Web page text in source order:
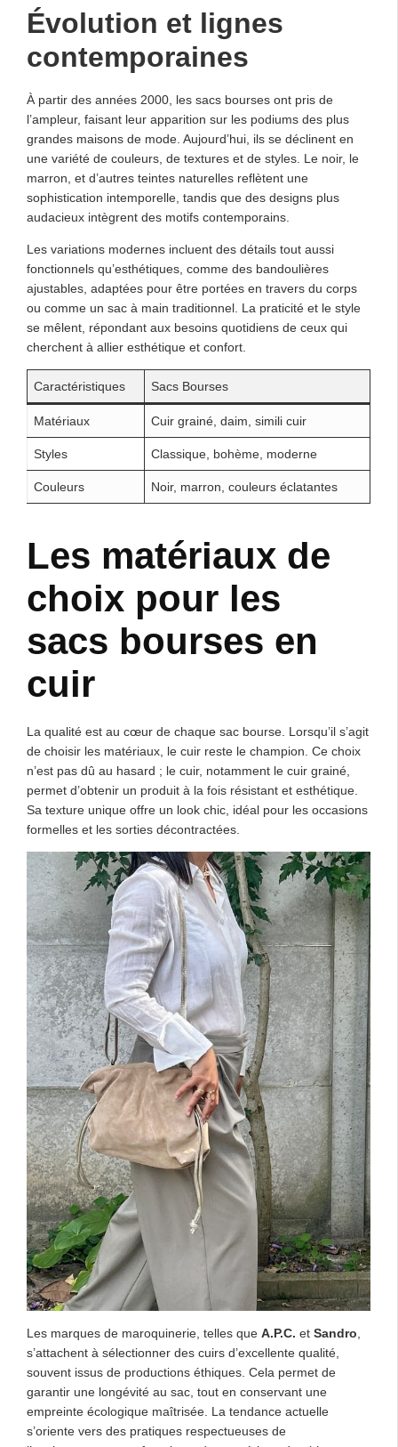
Évolution et lignes
contemporaines
À partir des années 2000, les sacs bourses ont pris de
l’ampleur, faisant leur apparition sur les podiums des plus
grandes maisons de mode. Aujourd’hui, ils se déclinent en
une variété de couleurs, de textures et de styles. Le noir, le
marron, et d’autres teintes naturelles reflètent une
sophistication intemporelle, tandis que des designs plus
audacieux intègrent des motifs contemporains.
Les variations modernes incluent des détails tout aussi
fonctionnels qu’esthétiques, comme des bandoulières
ajustables, adaptées pour être portées en travers du corps
ou comme un sac à main traditionnel. La praticité et le style
se mêlent, répondant aux besoins quotidiens de ceux qui
cherchent à allier esthétique et confort.
Caractéristiques Sacs Bourses
Matériaux Cuir grainé, daim, simili cuir
Styles Classique, bohème, moderne
Couleurs Noir, marron, couleurs éclatantes
Les matériaux de
choix pour les
sacs bourses en
cuir
La qualité est au cœur de chaque sac bourse. Lorsqu’il s’agit
de choisir les matériaux, le cuir reste le champion. Ce choix
n’est pas dû au hasard ; le cuir, notamment le cuir grainé,
permet d’obtenir un produit à la fois résistant et esthétique.
Sa texture unique offre un look chic, idéal pour les occasions
formelles et les sorties décontractées.
Les marques de maroquinerie, telles que A.P.C. et Sandro,
s’attachent à sélectionner des cuirs d’excellente qualité,
souvent issus de productions éthiques. Cela permet de
garantir une longévité au sac, tout en conservant une
empreinte écologique maîtrisée. La tendance actuelle
s’oriente vers des pratiques respectueuses de